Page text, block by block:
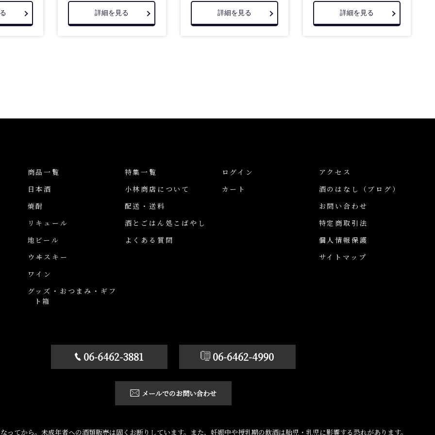
詳細を見る 詳細を見る 詳細を見る
商品一覧
日本酒
焼酎
リキュール
地ビール
ウヰスキー
ワイン
グッズ・おつまみ・ギフ
ト箱
特集一覧
小林商店について
配送・送料
酒とごはん処こばやし
よくある質問
ログイン
カート
アクセス
酒のはなし
（ブログ）
お問い合わせ
特定商取引法
個人情報保護
サイトマップ
06-6462-3881 06-6462-4990
メールでのお問い合わせ
ってから。未成年者への酒類販売は固くお断りしています。また、妊娠中や授乳期の飲酒は胎児・乳児に影響する恐れがあります。